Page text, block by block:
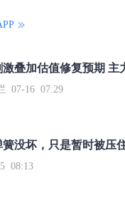
07-16 07:29
簧没坏，只是暂时被压
08:13